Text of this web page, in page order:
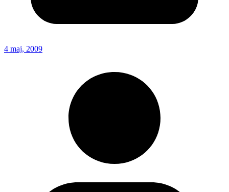
4 maj, 2009